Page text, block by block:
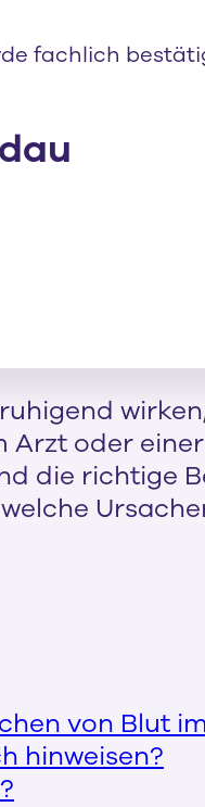
fachlich
Arzt oder
die richtige
von Blut
hinweisen?